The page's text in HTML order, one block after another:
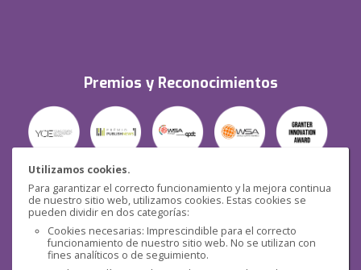
Utilizamos cookies.
Para garantizar el correcto funcionamiento y la mejora continua
de nuestro sitio web, utilizamos cookies. Estas cookies se
pueden dividir en dos categorías:
Cookies necesarias: Imprescindible para el correcto
funcionamiento de nuestro sitio web. No se utilizan con
fines analíticos o de seguimiento.
Premios y Reconocimientos
Seguridad